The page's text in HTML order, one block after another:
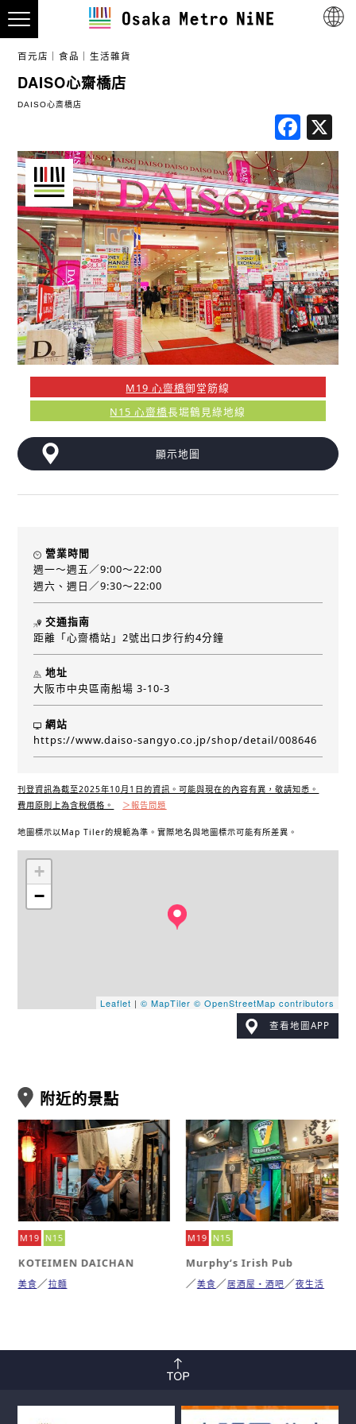
百元店 食品 生活雜貨
DAISO心齋橋店
DAISO心斎橋店
M19 心齋橋御堂筋線
N15 心齋橋長堀鶴見綠地線
顯示地圖
營業時間
週一～週五／9:00～22:00
週六、週日／9:30～22:00
交通指南
距離「心齋橋站」2號出口步行約4分鐘
地址
大阪市中央區南船場 3-10-3
網站
https://www.daiso-sangyo.co.jp/shop/detail/008646
刊登資訊為截至2025年10月1日的資訊。可能與現在的內容有異，敬請知悉。
費用原則上為含稅價格。
＞報告問題
地圖標示以Map Tiler的規範為準。實際地名與地圖標示可能有所差異。
+
−
Leaflet | © MapTiler © OpenStreetMap contributors
查看地圖APP
附近的景點
M19 N15
KOTEIMEN DAICHAN
美食 拉麵
M19 N15
Murphy‘s Irish Pub
美食 居酒屋・酒吧 夜生活